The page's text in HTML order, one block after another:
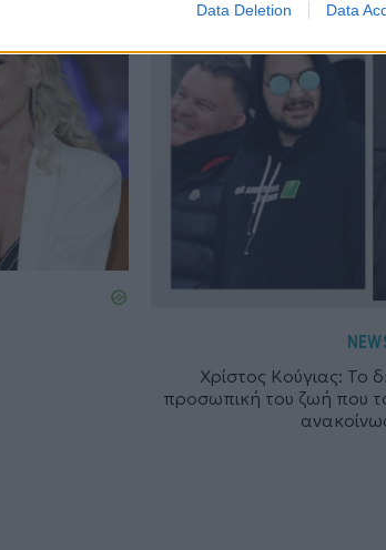
Data Deletion Data
Χρίστος Κούγιας: Το
προσωπική του ζωή που